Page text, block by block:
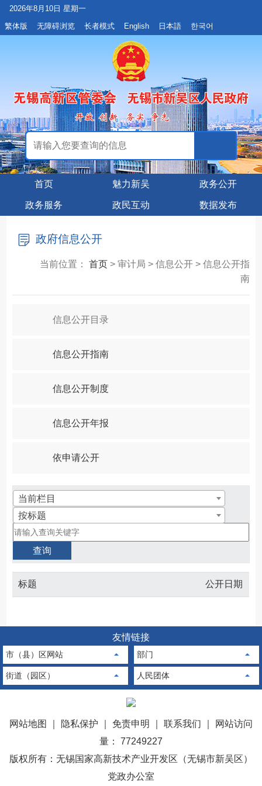
2026年8月10日 星期一
繁体版
无障碍浏览 长者模式 English 日本語 한국어
首页 魅力新吴 政务公开
政务服务 政民互动 数据发布
政府信息公开
当前位置： 首页> 审计局 > 信息公开 > 信息公开指
南
信息公开目录
信息公开指南
信息公开制度
信息公开年报
依申请公开
当前栏目
按标题
标题 公开日期
友情链接
市（县）区网站 部门
街道（园区） 人民团体
网站地图 隐私保护 免责申明 联系我们
网站访问
量： 77249227
版权所有：无锡国家高新技术产业开发区（无锡市新吴区）
党政办公室